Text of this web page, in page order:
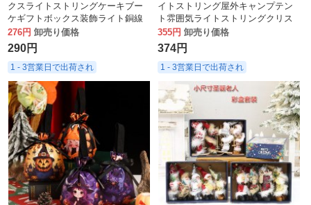
クスライトストリングケーキブー
ケギフトボックス装飾ライト銅線
ストリングライトホリデーアレン
ジメントランタン
276円 卸売り価格
290円
1 - 3営業日で出荷され
イトストリング屋外キャンプテン
ト雰囲気ライトストリングクリス
マスホリデーガーデン装飾ライト
355円 卸売り価格
374円
1 - 3営業日で出荷され